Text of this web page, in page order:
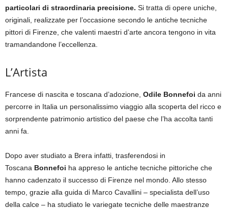
particolari di straordinaria precisione. Si tratta di opere uniche,
originali, realizzate per l’occasione secondo le antiche tecniche
pittori di Firenze, che valenti maestri d’arte ancora tengono in vita
tramandandone l’eccellenza.
L’Artista
Francese di nascita e toscana d’adozione, Odile Bonnefoi da anni
percorre in Italia un personalissimo viaggio alla scoperta del ricco e
sorprendente patrimonio artistico del paese che l’ha accolta tanti
anni fa.
Dopo aver studiato a Brera infatti, trasferendosi in
Toscana Bonnefoi ha appreso le antiche tecniche pittoriche che
hanno cadenzato il successo di Firenze nel mondo. Allo stesso
tempo, grazie alla guida di Marco Cavallini – specialista dell’uso
della calce – ha studiato le variegate tecniche delle maestranze